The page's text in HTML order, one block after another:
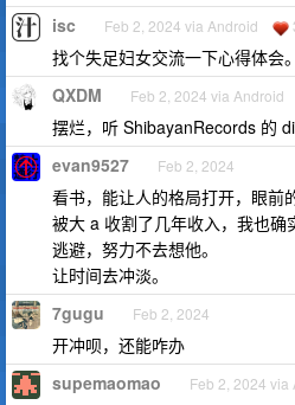
isc Feb 2, 2024 via Android
找个失足妇女交流一下心得体会。
QXDM Feb 2, 2024 via Android
摆烂，听 ShibayanRecords 的
evan9527 Feb 2, 2024
看书，能让人的格局打开，眼前
被大 a 收割了几年收入，我也
逃避，努力不去想他。
让时间去冲淡。
7gugu Feb 2, 2024
开冲呗，还能咋办
supemaomao Feb 2, 2024 via